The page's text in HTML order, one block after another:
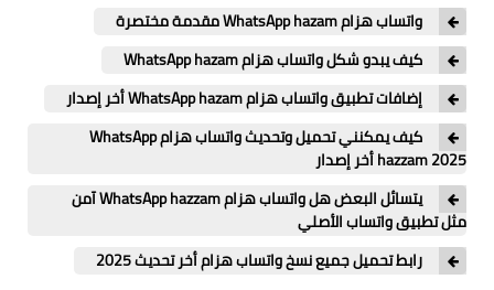
واتس الكاسر
واتس النجم
واتساب الذهبي
واتساب هزام WhatsApp hazam مقدمة مختصرة
كيف يبدو شكل واتساب هزام WhatsApp hazam
إضافات تطبيق واتساب هزام WhatsApp hazam أخر إصدار
كيف يمكنني تحميل وتحديث واتساب هزام WhatsApp
hazzam 2025 أخر إصدار
يتسائل البعض هل واتساب هزام WhatsApp hazzam آمن
مثل تطبيق واتساب الأصلي
رابط تحميل جميع نسخ واتساب هزام أخر تحديث 2025